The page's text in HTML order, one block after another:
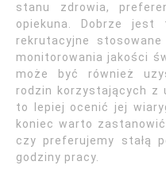
stanu zdrowia,
opiekuna. Dobrze
rekrutacyjne
monitorowania jakości
może być również
rodzin korzystających z
to lepiej ocenić jej
koniec warto
czy preferujemy stałą
godziny pracy.